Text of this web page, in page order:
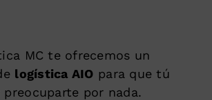
MC te ofrecemos un
logística AIO para que tú
preocuparte por nada.